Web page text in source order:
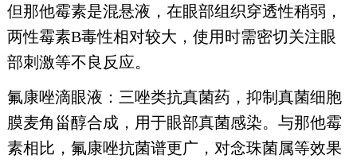
但那他霉素是混悬液，在眼部组织穿透性稍弱，
两性霉素B毒性相对较大，使用时需密切关注眼
部刺激等不良反应。
氟康唑滴眼液：三唑类抗真菌药，抑制真菌细胞
膜麦角甾醇合成，用于眼部真菌感染。与那他霉
素相比，氟康唑抗菌谱更广，对念珠菌属等效果